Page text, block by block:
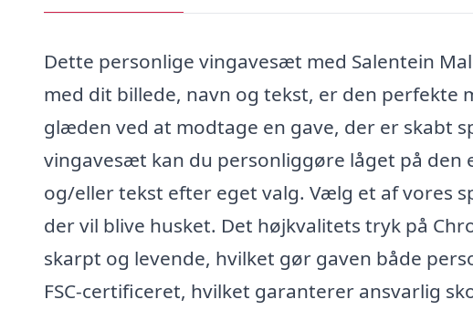
Dette personlige vingavesæt med Salentein
med dit billede, navn og tekst, er den perfekte
glæden ved at modtage en gave, der er skabt
vingavesæt kan du personliggøre låget på den
og/eller tekst efter eget valg. Vælg et af vores
der vil blive husket. Det højkvalitets tryk på
skarpt og levende, hvilket gør gaven både
FSC-certificeret, hvilket garanterer ansvarlig